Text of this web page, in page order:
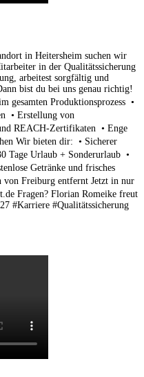
in Heitersheim suchen wir
in der Qualitätssicherung
arbeitest sorgfältig und
bist du bei uns genau richtig!
gesamten Produktionsprozess •
• Erstellung von
REACH-Zertifikaten • Enge
Wir bieten dir: • Sicherer
Tage Urlaub + Sonderurlaub •
Getränke und frisches
Freiburg entfernt Jetzt in nur
Fragen? Florian Romeike freut
#Karriere #Qualitätssicherung